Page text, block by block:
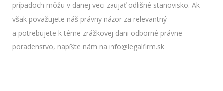
prípadoch môžu v danej veci zaujať odlišné stanovisko. Ak
však považujete náš právny názor za relevantný
a potrebujete k téme zrážkovej dani odborné právne
poradenstvo, napíšte nám na info@legalfirm.sk